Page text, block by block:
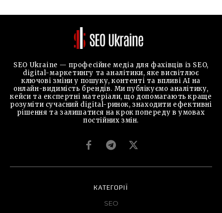
SEO Ukraine — професійне медіа для фахівців із SEO,
digital-маркетингу та аналітики, яке висвітлює
ключові зміни у пошуку, контенті та впливі AI на
онлайн-видимість брендів. Ми публікуємо аналітику,
кейси та експертні матеріали, що допомагають краще
розуміти сучасний digital-ринок, знаходити ефективні
рішення та залишатися на крок попереду в умовах
постійних змін.
КАТЕГОРІЇ
SEO